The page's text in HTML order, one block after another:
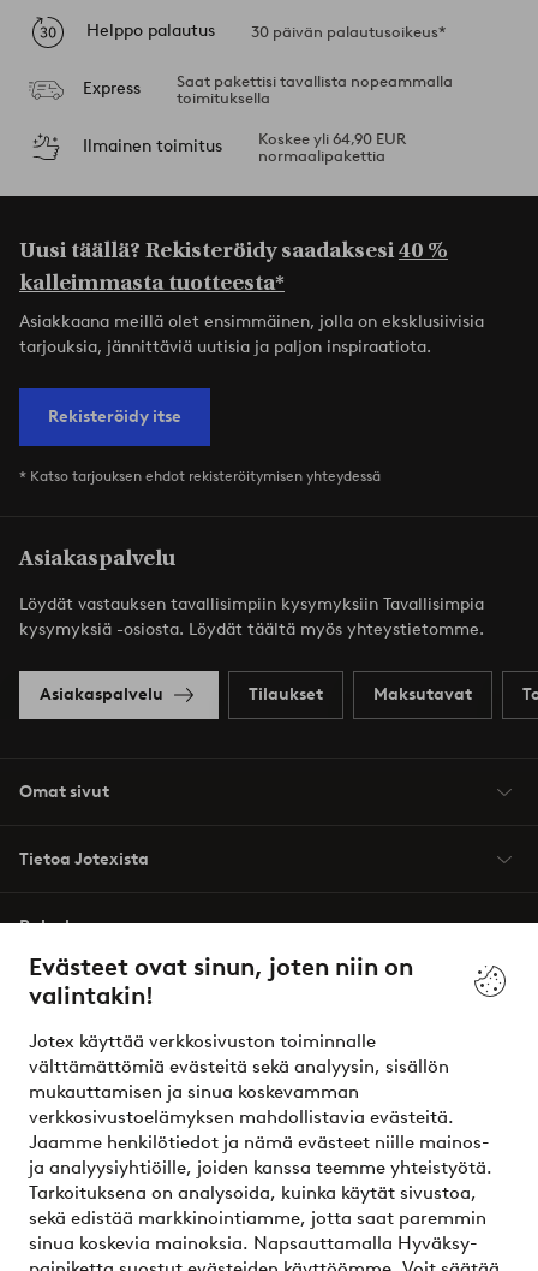
Evästeet ovat sinun, joten niin on
valintakin!
Jotex käyttää verkkosivuston toiminnalle
välttämättömiä evästeitä sekä analyysin, sisällön
mukauttamisen ja sinua koskevamman
verkkosivustoelämyksen mahdollistavia evästeitä.
Jaamme henkilötiedot ja nämä evästeet niille mainos-
ja analyysiyhtiöille, joiden kanssa teemme yhteistyötä.
Tarkoituksena on analysoida, kuinka käytät sivustoa,
sekä edistää markkinointiamme, jotta saat paremmin
sinua koskevia mainoksia. Napsauttamalla Hyväksy-
Helppo palautus 30 päivän palautusoikeus*
Express
Saat pakettisi tavallista nopeammalla
toimituksella
Ilmainen toimitus
Koskee yli 64,90 EUR
normaalipakettia
Uusi täällä? Rekisteröidy saadaksesi40 %
kalleimmasta tuotteesta*
Asiakkaana meillä olet ensimmäinen, jolla on eksklusiivisia
tarjouksia, jännittäviä uutisia ja paljon inspiraatiota.
Rekisteröidy itse
* Katso tarjouksen ehdot rekisteröitymisen yhteydessä
Asiakaspalvelu
Löydät vastauksen tavallisimpiin kysymyksiin Tavallisimpia
kysymyksiä -osiosta. Löydät täältä myös yhteystietomme.
Asiakaspalvelu Tilaukset Maksutavat
Omat sivut
Tietoa Jotexista
Palvelumme
Ehdot
Ystävät
Turvalliset maksut – maksa nyt tai erissä
Haluatko tietää lisää maksuvaihtoehdoistamme?
elpy